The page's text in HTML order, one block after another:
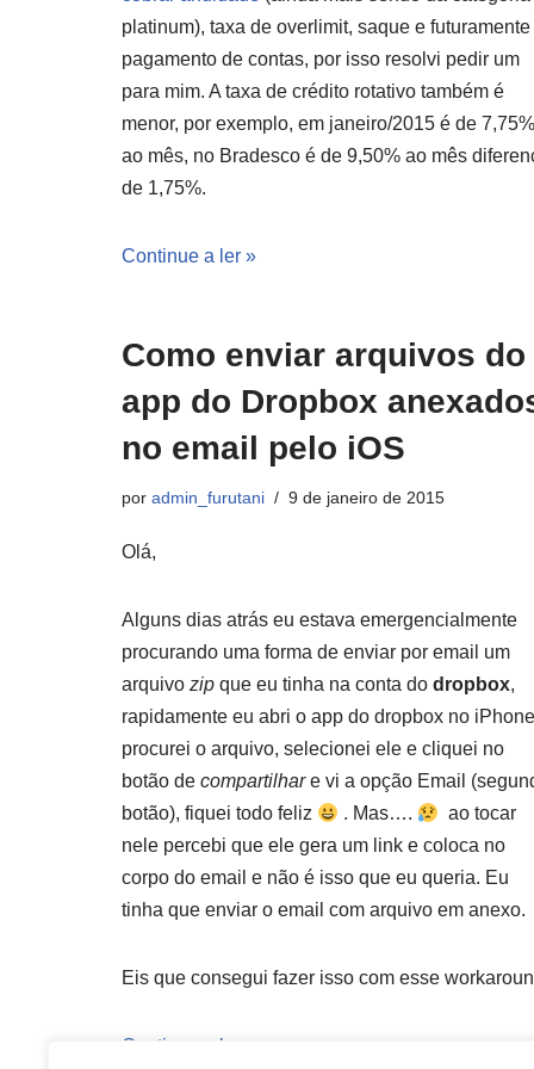
platinum), taxa de overlimit, saque e futuramente
pagamento de contas, por isso resolvi pedir um
para mim. A taxa de crédito rotativo também é
menor, por exemplo, em janeiro/2015 é de 7,75%
ao mês, no Bradesco é de 9,50% ao mês
de 1,75%.
Continue a ler »
Como enviar arquivos do
app do Dropbox
no email pelo iOS
por admin_furutani 9 de janeiro de 2015
Olá,
Alguns dias atrás eu estava emergencialmente
procurando uma forma de enviar por email um
arquivo zip que eu tinha na conta do dropbox,
rapidamente eu abri o app do dropbox no
procurei o arquivo, selecionei ele e cliquei no
botão de compartilhare vi a opção Email
botão), fiquei todo feliz
. Mas….
ao tocar
nele percebi que ele gera um link e coloca no
corpo do email e não é isso que eu queria. Eu
tinha que enviar o email com arquivo em anexo.
Eis que consegui fazer isso com esse
Continue a ler »